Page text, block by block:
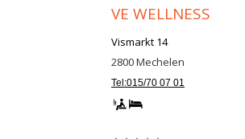
VE WELLNESS
Vismarkt 14
2800Mechelen
Tel:015/70 07 01